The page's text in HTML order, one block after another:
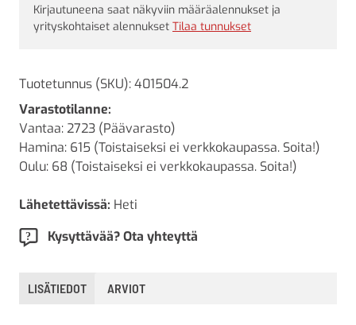
Kirjautuneena saat näkyviin määräalennukset ja
yrityskohtaiset alennukset Tilaa tunnukset
Tuotetunnus (SKU):401504.2
Varastotilanne:
Vantaa: 2723 (Päävarasto)
Hamina: 615 (Toistaiseksi ei verkkokaupassa. Soita!)
Oulu: 68 (Toistaiseksi ei verkkokaupassa. Soita!)
Lähetettävissä: Heti
Kysyttävää? Ota yhteyttä
LISÄTIEDOT ARVIOT